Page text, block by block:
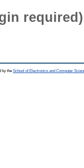
required)
by the School of Electronics and Computer